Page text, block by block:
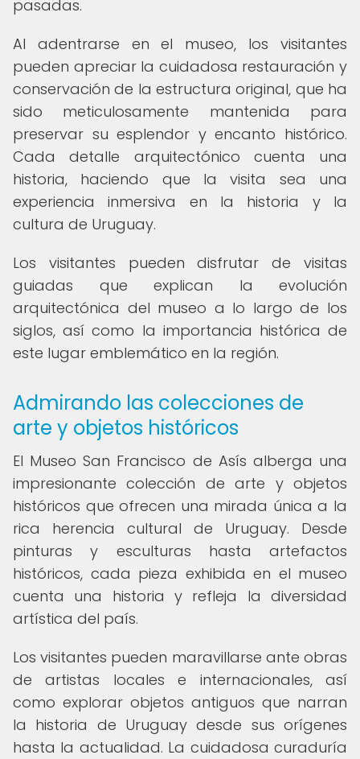
pasadas.
Al adentrarse en el museo, los visitantes
pueden apreciar la cuidadosa restauración y
conservación de la estructura original, que ha
sido meticulosamente mantenida para
preservar su esplendor y encanto histórico.
Cada detalle arquitectónico cuenta una
historia, haciendo que la visita sea una
experiencia inmersiva en la historia y la
cultura de Uruguay.
Los visitantes pueden disfrutar de visitas
guiadas que explican la evolución
arquitectónica del museo a lo largo de los
siglos, así como la importancia histórica de
este lugar emblemático en la región.
Admirando las colecciones de
arte y objetos históricos
El Museo San Francisco de Asís alberga una
impresionante colección de arte y objetos
históricos que ofrecen una mirada única a la
rica herencia cultural de Uruguay. Desde
pinturas y esculturas hasta artefactos
históricos, cada pieza exhibida en el museo
cuenta una historia y refleja la diversidad
artística del país.
Los visitantes pueden maravillarse ante obras
de artistas locales e internacionales, así
como explorar objetos antiguos que narran
la historia de Uruguay desde sus orígenes
hasta la actualidad. La cuidadosa curaduría